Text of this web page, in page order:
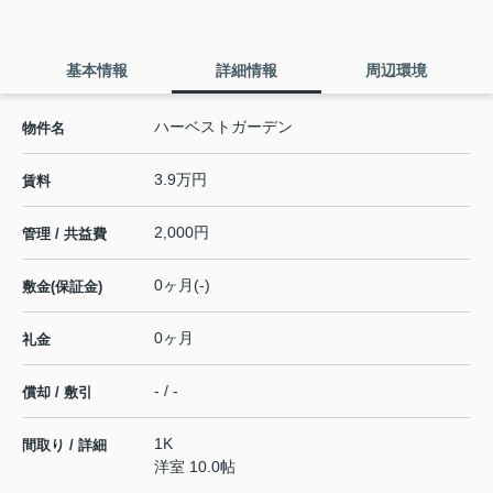
基本情報 詳細情報 周辺環境
物件名 ハーベストガーデン
賃料 3.9万円
管理 / 共益費 2,000円
敷金(保証金) 0ヶ月(-)
礼金 0ヶ月
償却 / 敷引 - / -
間取り / 詳細
1K
洋室 10.0帖